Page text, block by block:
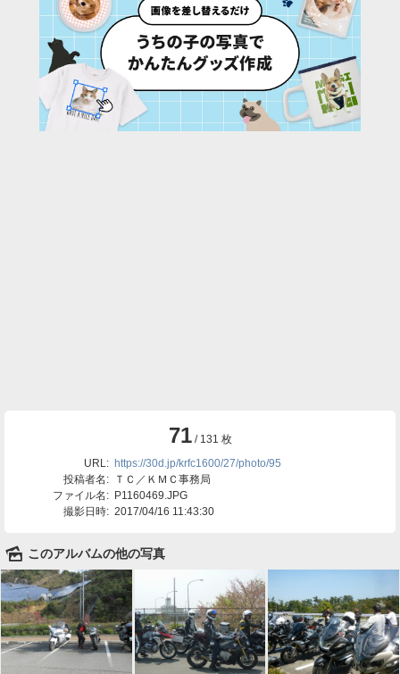
71 / 131 枚
URL: https://30d.jp/krfc1600/27/photo/95
投稿者名:
ＴＣ／ＫＭＣ事務局
ファイル名: P1160469.JPG
撮影日時: 2017/04/16 11:43:30
🌄 このアルバムの他の写真